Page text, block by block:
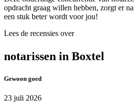
opdracht graag willen hebben, zorgt er
een stuk beter wordt voor jou!
Lees de recensies over
notarissen in Boxtel
Gewoon goed
23 juli 2026